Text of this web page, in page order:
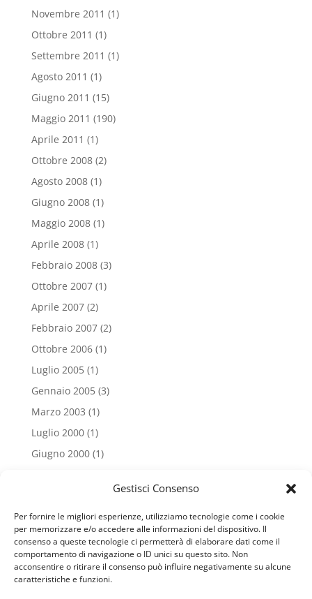
Gestisci Consenso
Per fornire le migliori esperienze, utilizziamo tecnologie come i cookie
per memorizzare e/o accedere alle informazioni del dispositivo. Il
consenso a queste tecnologie ci permetterà di elaborare dati come il
comportamento di navigazione o ID unici su questo sito. Non
acconsentire o ritirare il consenso può influire negativamente su alcune
caratteristiche e funzioni.
Novembre 2011 (1)
Ottobre 2011 (1)
Settembre 2011 (1)
Agosto 2011 (1)
Giugno 2011 (15)
Maggio 2011 (190)
Aprile 2011 (1)
Ottobre 2008(2)
Agosto 2008(1)
Giugno 2008(1)
Maggio 2008(1)
Aprile 2008(1)
Febbraio 2008(3)
Ottobre 2007(1)
Aprile 2007(2)
Febbraio 2007(2)
Ottobre 2006(1)
Luglio 2005(1)
Gennaio 2005(3)
Marzo 2003 (1)
Luglio 2000(1)
Giugno 2000(1)
Advice Authors Consulting
Health
Individual
Project Consulting Psychology
News Letter